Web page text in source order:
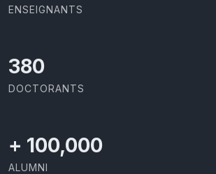
ENSEIGNANTS
414
DOCTORANTS
+ 100,000
ALUMNI